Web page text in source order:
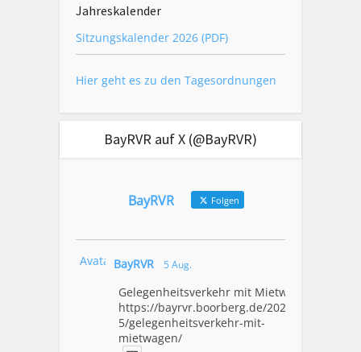
Jahreskalender
Sitzungskalender 2026 (PDF)
Hier geht es zu den Tagesordnungen
BayRVR auf X (@BayRVR)
BayRVR Folgen
Avatar BayRVR 5 Aug.
Gelegenheitsverkehr mit Mietwagen
https://bayrvr.boorberg.de/2026/08/0
5/gelegenheitsverkehr-mit-
mietwagen/